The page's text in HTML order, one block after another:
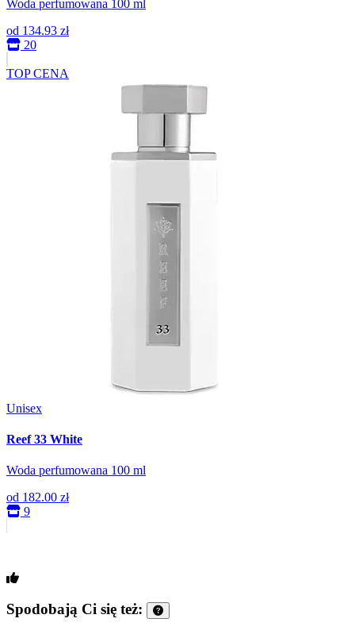
Woda perfumowana 100 ml
od 134.93 zł
20
TOP CENA
Unisex
Reef 33 White
Woda perfumowana 100 ml
od 182.00 zł
9
Spodobają Ci się też: